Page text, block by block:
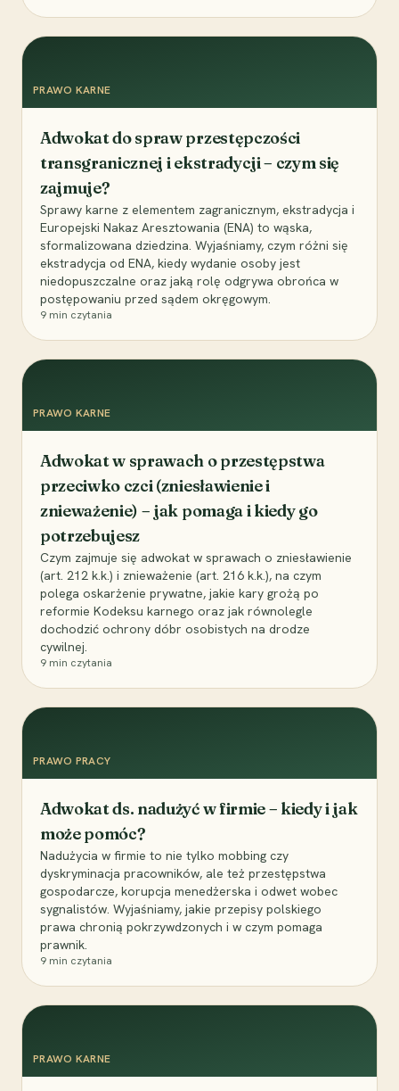
PRAWO KARNE
Adwokat do spraw przestępczości
transgranicznej i ekstradycji – czym się
zajmuje?
Sprawy karne z elementem zagranicznym, ekstradycja i
Europejski Nakaz Aresztowania (ENA) to wąska,
sformalizowana dziedzina. Wyjaśniamy, czym różni się
ekstradycja od ENA, kiedy wydanie osoby jest
niedopuszczalne oraz jaką rolę odgrywa obrońca w
postępowaniu przed sądem okręgowym.
9 min czytania
PRAWO KARNE
Adwokat w sprawach o przestępstwa
przeciwko czci (zniesławienie i
znieważenie) – jak pomaga i kiedy go
potrzebujesz
Czym zajmuje się adwokat w sprawach o zniesławienie
(art. 212 k.k.) i znieważenie (art. 216 k.k.), na czym
polega oskarżenie prywatne, jakie kary grożą po
reformie Kodeksu karnego oraz jak równolegle
dochodzić ochrony dóbr osobistych na drodze
cywilnej.
9 min czytania
PRAWO PRACY
Adwokat ds. nadużyć w firmie – kiedy i jak
może pomóc?
Nadużycia w firmie to nie tylko mobbing czy
dyskryminacja pracowników, ale też przestępstwa
gospodarcze, korupcja menedżerska i odwet wobec
sygnalistów. Wyjaśniamy, jakie przepisy polskiego
prawa chronią pokrzywdzonych i w czym pomaga
prawnik.
9 min czytania
PRAWO KARNE